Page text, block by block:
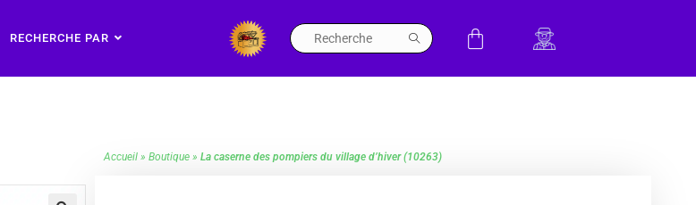
RECHERCHE PAR
Accueil » Boutique » La caserne des pompiers du village d’hiver (10263)